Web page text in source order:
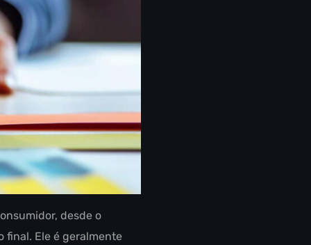
desde o
final. Ele é geralmente